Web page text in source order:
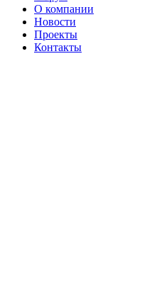
О компании
Новости
Проекты
Контакты